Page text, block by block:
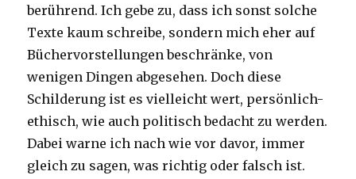
berührend. Ich gebe zu, dass ich sonst solche
Texte kaum schreibe, sondern mich eher auf
Büchervorstellungen beschränke, von
wenigen Dingen abgesehen. Doch diese
Schilderung ist es vielleicht wert, persönlich-
ethisch, wie auch politisch bedacht zu werden.
Dabei warne ich nach wie vor davor, immer
gleich zu sagen, was richtig oder falsch ist.